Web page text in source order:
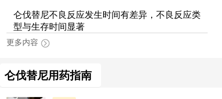
仑伐替尼不良反应发生时间有差异，不良反应类
型与生存时间显著
更多内容
仑伐替尼用药指南